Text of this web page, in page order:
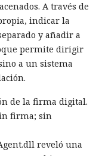
A través de
indicar la
y añadir a
permite dirigir
a un sistema
de la firma digital.
firma; sin
reveló una